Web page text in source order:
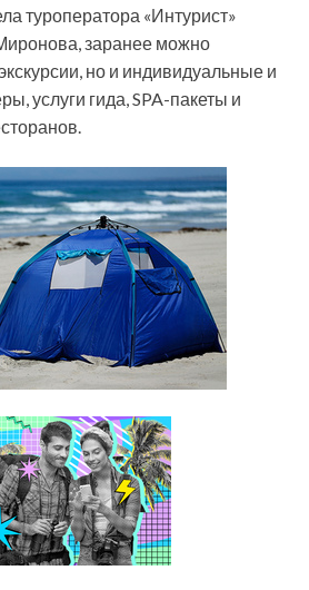
туроператора «Интурист»
заранее можно
но и индивидуальные и
услуги гида, SPA-пакеты и